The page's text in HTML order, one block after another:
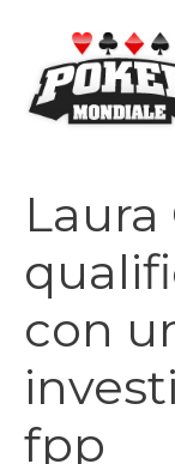
contenuto
Laura
con
fpp